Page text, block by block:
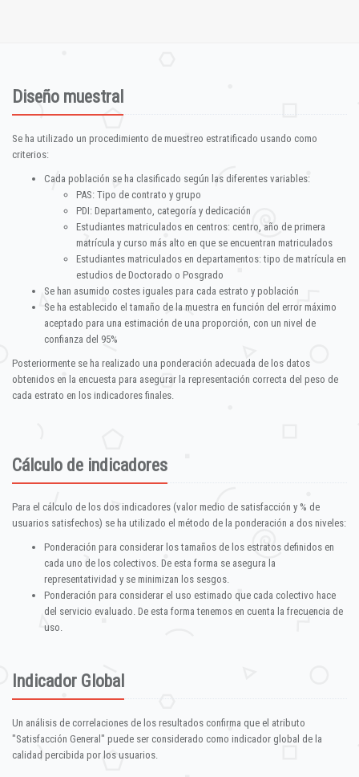
Diseño muestral
Se ha utilizado un procedimiento de muestreo estratificado usando como
criterios:
Cada población se ha clasificado según las diferentes variables:
PAS: Tipo de contrato y grupo
PDI: Departamento, categoría y dedicación
Estudiantes matriculados en centros: centro, año de primera
matrícula y curso más alto en que se encuentran matriculados
Estudiantes matriculados en departamentos: tipo de matrícula en
estudios de Doctorado o Posgrado
Se han asumido costes iguales para cada estrato y población
Se ha establecido el tamaño de la muestra en función del error máximo
aceptado para una estimación de una proporción, con un nivel de
confianza del 95%
Posteriormente se ha realizado una ponderación adecuada de los datos
obtenidos en la encuesta para asegurar la representación correcta del peso de
cada estrato en los indicadores finales.
Cálculo de indicadores
Para el cálculo de los dos indicadores (valor medio de satisfacción y % de
usuarios satisfechos) se ha utilizado el método de la ponderación a dos niveles:
Ponderación para considerar los tamaños de los estratos definidos en
cada uno de los colectivos. De esta forma se asegura la
representatividad y se minimizan los sesgos.
Ponderación para considerar el uso estimado que cada colectivo hace
del servicio evaluado. De esta forma tenemos en cuenta la frecuencia de
uso.
Indicador Global
Un análisis de correlaciones de los resultados confirma que el atributo
"Satisfacción General" puede ser considerado como indicador global de la
calidad percibida por los usuarios.